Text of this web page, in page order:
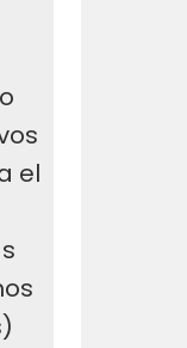
el